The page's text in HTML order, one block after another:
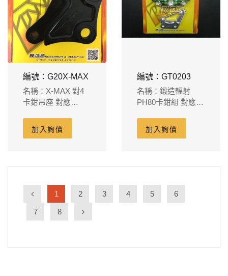
編號：G20X-MAX
名稱：X-MAX 對4
卡鉗吊座 對應
加入詢價
編號：GT0203
名稱：鍛造輻射
PH80卡鉗組 對應碟
加入詢價
1 2 3 4 5 6
7 8